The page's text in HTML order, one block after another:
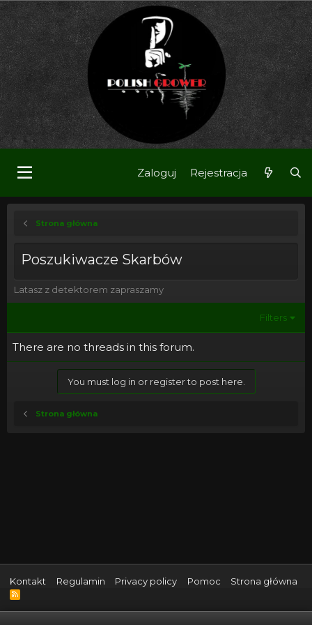
Zaloguj Rejestracja
Strona główna
Poszukiwacze Skarbów
Latasz z detektorem zapraszamy
Filters
There are no threads in this forum.
You must log in or register to post here.
Strona główna
Kontakt Regulamin Privacy policy Pomoc Strona główna
R
S
S